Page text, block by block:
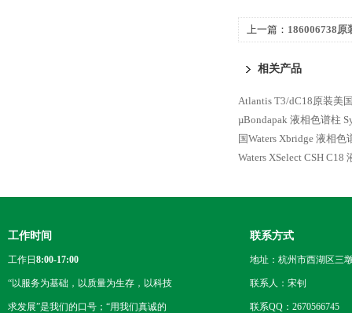
上一篇： 186006738原
相关产品
Atlantis T3/dC18原装美
µBondapak 液相色谱柱
国Waters Xbridge 液相色
Waters XSelect CSH C18
工作时间
工作日8:00-17:00
“以服务为基础，以质量为生存，以科技
求发展”是我们的口号；“用我们真诚的
联系方式
地址：杭州市西湖区三
联系人：宋钊
联系QQ：2670566745